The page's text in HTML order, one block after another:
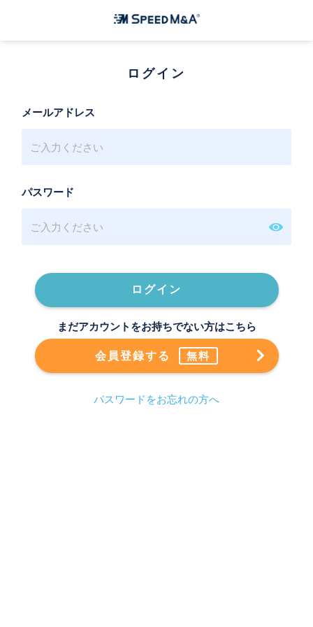
ログイン
メールアドレス
パスワード
ログイン
まだアカウントをお持ちでない方はこちら
会員登録する 無料
パスワードをお忘れの方へ